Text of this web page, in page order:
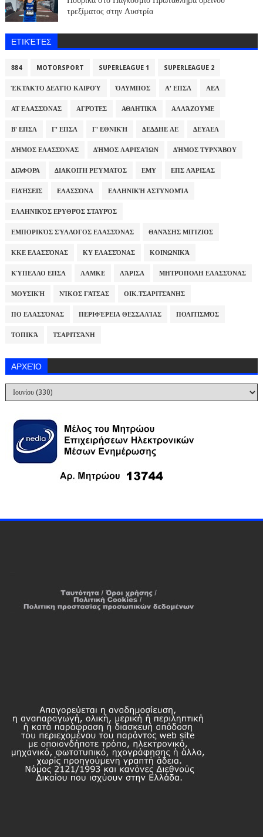
τρεξίματος στην Αυστρία
ΕΤΙΚΈΤΕΣ
884 MOTORSPORT SUPERLEAGUE 1 SUPERLEAGUE 2
ΈΚΤΑΚΤΟ ΔΕΛΤΊΟ ΚΑΙΡΟΎ ΌΛΥΜΠΟΣ Α' ΕΠΣΛ ΑΕΛ
ΑΤ ΕΛΑΣΣΌΝΑΣ ΑΓΡΌΤΕΣ ΑΘΛΗΤΙΚΆ ΑΛΛΆΖΟΥΜΕ
Β' ΕΠΣΛ Γ' ΕΠΣΛ Γ' ΕΘΝΙΚΉ ΔΕΔΔΗΕ ΑΕ ΔΕΥΑΕΛ
ΔΉΜΟΣ ΕΛΑΣΣΌΝΑΣ ΔΉΜΟΣ ΛΑΡΙΣΑΊΩΝ ΔΉΜΟΣ ΤΥΡΝΆΒΟΥ
ΔΙΆΦΟΡΑ ΔΙΑΚΟΠΉ ΡΕΎΜΑΤΟΣ ΕΜΥ ΕΠΣ ΛΆΡΙΣΑΣ
ΕΙΔΉΣΕΙΣ ΕΛΑΣΣΌΝΑ ΕΛΛΗΝΙΚΉ ΑΣΤΥΝΟΜΊΑ
ΕΛΛΗΝΙΚΌΣ ΕΡΥΘΡΌΣ ΣΤΑΥΡΌΣ
ΕΜΠΟΡΙΚΌΣ ΣΎΛΛΟΓΟΣ ΕΛΑΣΣΌΝΑΣ ΘΑΝΆΣΗΣ ΜΠΊΖΙΟΣ
ΚΚΕ ΕΛΑΣΣΌΝΑΣ ΚΥ ΕΛΑΣΣΌΝΑΣ ΚΟΙΝΩΝΙΚΆ
ΚΎΠΕΛΛΟ ΕΠΣΛ ΛΑΜΚΕ ΛΆΡΙΣΑ ΜΗΤΡΌΠΟΛΗ ΕΛΑΣΣΌΝΑΣ
ΜΟΥΣΙΚΉ ΝΊΚΟΣ ΓΆΤΣΑΣ ΟΙΚ.ΤΣΑΡΙΤΣΆΝΗΣ
ΠΟ ΕΛΑΣΣΌΝΑΣ ΠΕΡΙΦΈΡΕΙΑ ΘΕΣΣΑΛΊΑΣ ΠΟΛΙΤΙΣΜΌΣ
ΤΟΠΙΚΆ ΤΣΑΡΙΤΣΆΝΗ
ΑΡΧΕΊΟ